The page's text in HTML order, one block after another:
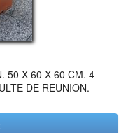
50 X 60 X 60 CM. 4
DE REUNION.